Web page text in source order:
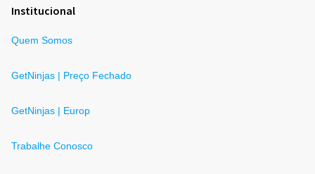
Institucional
Quem Somos
GetNinjas | Preço Fechado
GetNinjas | Europ
Trabalhe Conosco